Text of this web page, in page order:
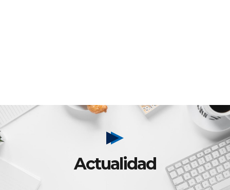
Actualidad